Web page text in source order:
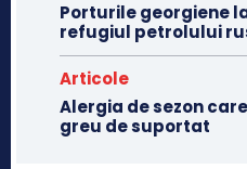
Porturile georgiene
refugiul petrolului
Articole
Alergia de sezon
greu de suportat